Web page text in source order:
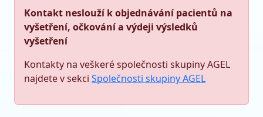
Kontakt neslouží k objednávání pacientů na
vyšetření, očkování a výdeji výsledků
vyšetření
Kontakty na veškeré společnosti skupiny AGEL
najdete v sekci Společnosti skupiny AGEL